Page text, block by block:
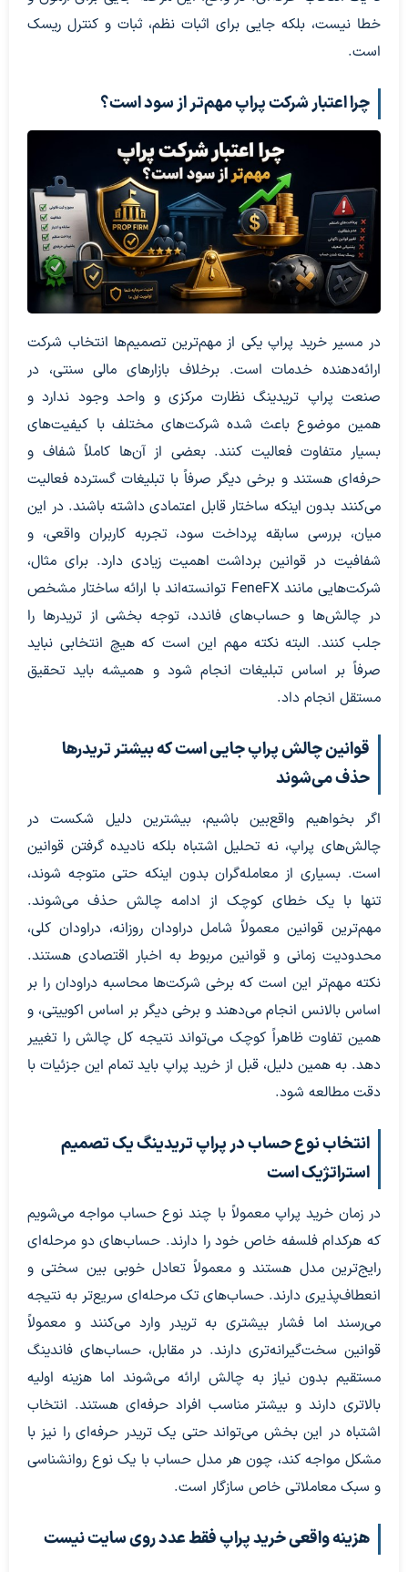
خطا نیست، بلکه جایی برای اثبات نظم، ثبات و کنترل ریسک
است.
چرا اعتبار شرکت پراپ مهم‌تر از سود است؟
در مسیر خرید پراپ یکی از مهم‌ترین تصمیم‌ها انتخاب شرکت
ارائه‌دهنده خدمات است. برخلاف بازارهای مالی سنتی، در
صنعت پراپ تریدینگ نظارت مرکزی و واحد وجود ندارد و
همین موضوع باعث شده شرکت‌های مختلف با کیفیت‌های
بسیار متفاوت فعالیت کنند. بعضی از آن‌ها کاملاً شفاف و
حرفه‌ای هستند و برخی دیگر صرفاً با تبلیغات گسترده فعالیت
می‌کنند بدون اینکه ساختار قابل اعتمادی داشته باشند. در این
میان، بررسی سابقه پرداخت سود، تجربه کاربران واقعی، و
شفافیت در قوانین برداشت اهمیت زیادی دارد. برای مثال،
شرکت‌هایی مانند FeneFX توانسته‌اند با ارائه ساختار مشخص
در چالش‌ها و حساب‌های فاندد، توجه بخشی از تریدرها را
جلب کنند. البته نکته مهم این است که هیچ انتخابی نباید
صرفاً بر اساس تبلیغات انجام شود و همیشه باید تحقیق
مستقل انجام داد.
قوانین چالش پراپ جایی است که بیشتر تریدرها
حذف می‌شوند
اگر بخواهیم واقع‌بین باشیم، بیشترین دلیل شکست در
چالش‌های پراپ، نه تحلیل اشتباه بلکه نادیده گرفتن قوانین
است. بسیاری از معامله‌گران بدون اینکه حتی متوجه شوند،
تنها با یک خطای کوچک از ادامه چالش حذف می‌شوند.
مهم‌ترین قوانین معمولاً شامل دراودان روزانه، دراودان کلی،
محدودیت زمانی و قوانین مربوط به اخبار اقتصادی هستند.
نکته مهم‌تر این است که برخی شرکت‌ها محاسبه دراودان را بر
اساس بالانس انجام می‌دهند و برخی دیگر بر اساس اکوییتی، و
همین تفاوت ظاهراً کوچک می‌تواند نتیجه کل چالش را تغییر
دهد. به همین دلیل، قبل از خرید پراپ باید تمام این جزئیات با
دقت مطالعه شود.
انتخاب نوع حساب در پراپ تریدینگ یک تصمیم
استراتژیک است
در زمان خرید پراپ معمولاً با چند نوع حساب مواجه می‌شویم
که هرکدام فلسفه خاص خود را دارند. حساب‌های دو مرحله‌ای
رایج‌ترین مدل هستند و معمولاً تعادل خوبی بین سختی و
انعطاف‌پذیری دارند. حساب‌های تک مرحله‌ای سریع‌تر به نتیجه
می‌رسند اما فشار بیشتری به تریدر وارد می‌کنند و معمولاً
قوانین سخت‌گیرانه‌تری دارند. در مقابل، حساب‌های فاندینگ
مستقیم بدون نیاز به چالش ارائه می‌شوند اما هزینه اولیه
بالاتری دارند و بیشتر مناسب افراد حرفه‌ای هستند. انتخاب
اشتباه در این بخش می‌تواند حتی یک تریدر حرفه‌ای را نیز با
مشکل مواجه کند، چون هر مدل حساب با یک نوع روانشناسی
و سبک معاملاتی خاص سازگار است.
هزینه واقعی خرید پراپ فقط عدد روی سایت نیست